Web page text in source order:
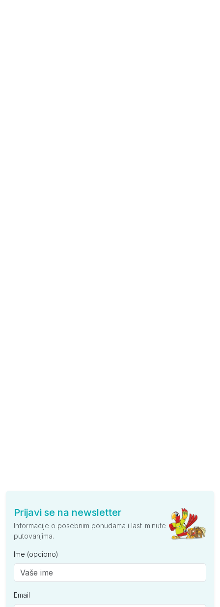
Prijavi se na newsletter
Informacije o posebnim ponudama i last-minute
putovanjima.
Ime (opciono)
Email